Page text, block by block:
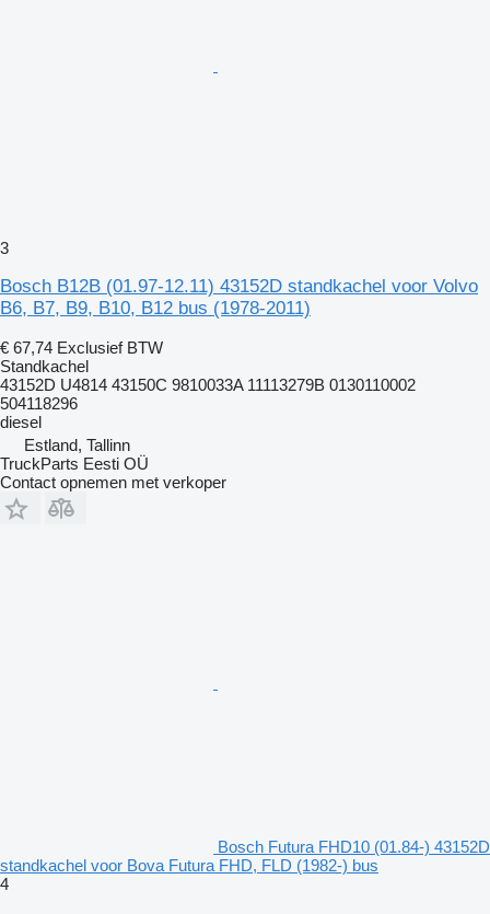
3
Bosch B12B (01.97-12.11) 43152D standkachel voor Volvo
B6, B7, B9, B10, B12 bus (1978-2011)
€ 67,74 Exclusief BTW
Standkachel
43152D U4814 43150C 9810033A 11113279B 0130110002
504118296
diesel
Estland, Tallinn
TruckParts Eesti OÜ
Contact opnemen met verkoper
Bosch Futura FHD10 (01.84-) 43152D
standkachel voor Bova Futura FHD, FLD (1982-) bus
4